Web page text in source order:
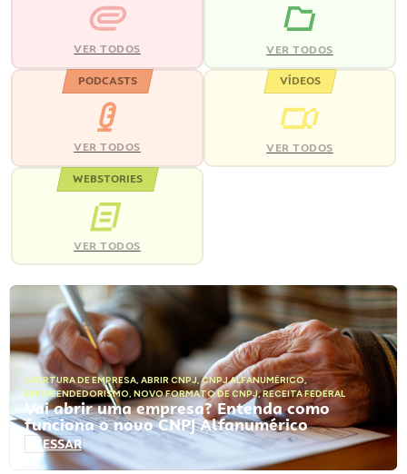
VER TODOS VER TODOS
PODCASTS
VER TODOS
VÍDEOS
VER TODOS
WEBSTORIES
VER TODOS
ABERTURA DE EMPRESA, ABRIR CNPJ,CNPJ ALFANUMÉRICO,
EMPREENDEDORISMO, NOVO FORMATO DE CNPJ,RECEITA FEDERAL
Vai abrir uma empresa? Entenda como
funciona o novo CNPJ Alfanumérico
ACESSAR